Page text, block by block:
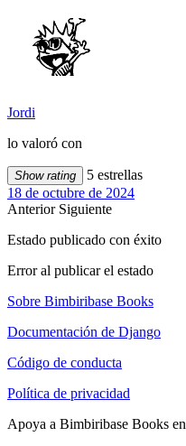
Jordi
lo valoró con
Show rating
5 estrellas
18 de octubre de 2024
Anterior Siguiente
Estado publicado con éxito
Error al publicar el estado
Sobre Bimbiribase Books
Documentación de Django
Código de conducta
Política de privacidad
Apoya a Bimbiribase Books en